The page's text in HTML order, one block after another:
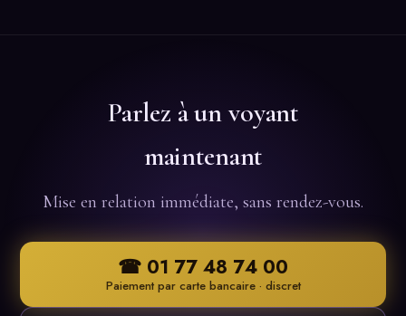
Parlez à un voyant
maintenant
Mise en relation immédiate, sans rendez-vous.
☎ 01 77 48 74 00
Paiement par carte bancaire · discret